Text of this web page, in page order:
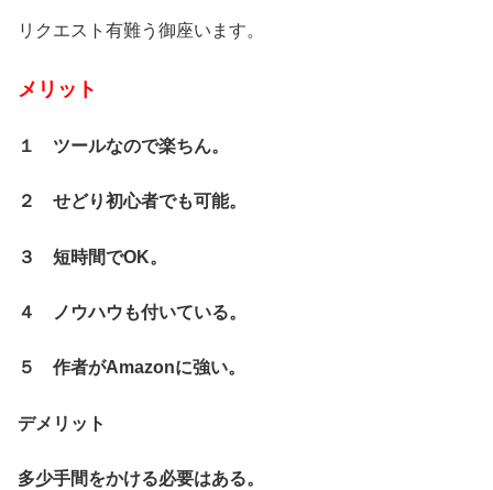
リクエスト有難う御座います。
メリット
１ ツールなので楽ちん。
２ せどり初心者でも可能。
３ 短時間でOK。
４ ノウハウも付いている。
５ 作者がAmazonに強い。
デメリット
多少手間をかける必要はある。